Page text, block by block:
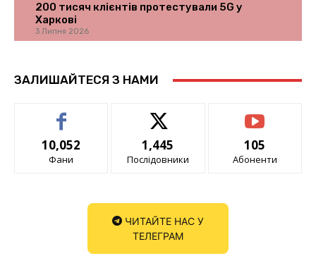
200 тисяч клієнтів протестували 5G у
Харкові
3 Липня 2026
ЗАЛИШАЙТЕСЯ З НАМИ
10,052
Фани
1,445
Послідовники
105
Абоненти
ЧИТАЙТЕ НАС У
ТЕЛЕГРАМ